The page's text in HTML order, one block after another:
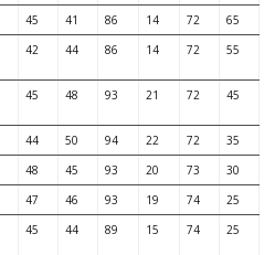
45 41 86 14 72
65
42 44 86 14 72 55
45 48 93 21 72 45
44 50 94 22 72
35
48 45 93 20 73
30
47 46 93 19 74
25
45 44 89 15 74 25